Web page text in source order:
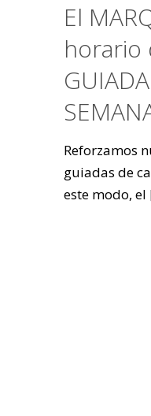
El
horario
Reforzamos
guiadas de
este modo, el